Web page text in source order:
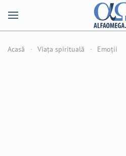
Acasă Viața spirituală Emoții